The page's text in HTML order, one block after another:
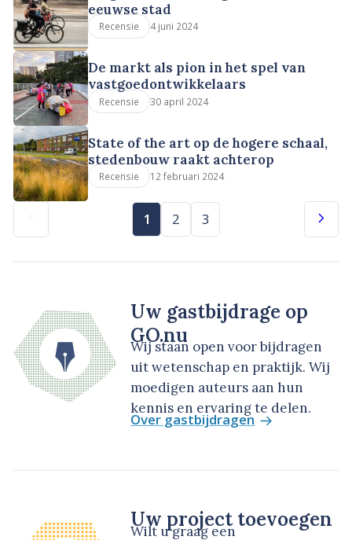
eeuwse stad
Recensie 4 juni 2024
De markt als pion in het spel van
vastgoedontwikkelaars
Recensie 30 april 2024
State of the art op de hogere schaal,
stedenbouw raakt achterop
Recensie 12 februari 2024
1 2 3
Uw gastbijdrage op
GO.nu
Wij staan open voor bijdragen
uit wetenschap en praktijk. Wij
moedigen auteurs aan hun
kennis en ervaring te delen.
Over gastbijdragen
Uw project toevoegen
Wilt u graag een